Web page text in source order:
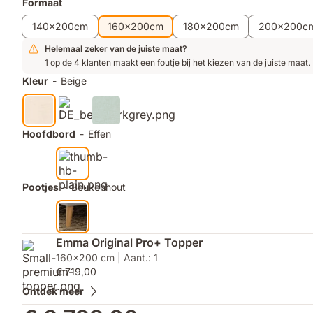
maximale
ventilatie
Extra
producten
Formaat
140x200cm
160x200cm 180x200cm
Helemaal zeker van de juiste maat?
1 op de 4 klanten maakt een foutje bij het kiezen van de juiste maat.
Kleur - Beige
Hoofdbord - Effen
Pootjes - Beukenhout
Emma Original Pro+ Topper
160x200 cm | Aant.: 1
€ 719,00
Ontdek meer